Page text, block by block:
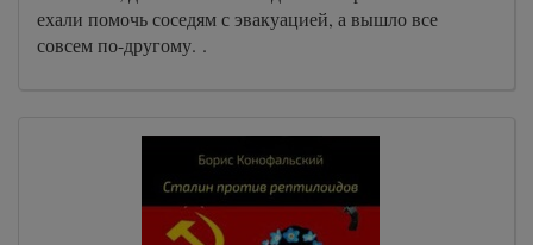
ехали помочь соседям с эвакуацией, а вышло все
совсем по-другому. .